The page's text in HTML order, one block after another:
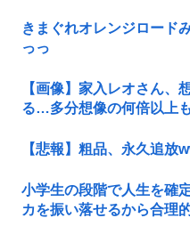
きまぐれオレンジロード
っっ
【画像】家入レオさん、
る…多分想像の何倍以上
【悲報】粗品、永久追放
小学生の段階で人生を確
カを振い落せるから合理